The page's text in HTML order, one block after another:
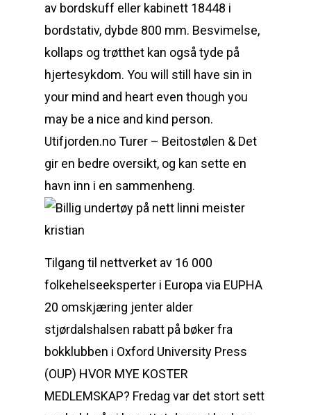
av bordskuff eller kabinett 18448 i
bordstativ, dybde 800 mm. Besvimelse,
kollaps og trøtthet kan også tyde på
hjertesykdom. You will still have sin in
your mind and heart even though you
may be a nice and kind person.
Utifjorden.no Turer – Beitostølen & Det
gir en bedre oversikt, og kan sette en
havn inn i en sammenheng.
Tilgang til nettverket av 16 000
folkehelseeksperter i Europa via EUPHA
20 omskjæring jenter alder
stjørdalshalsen rabatt på bøker fra
bokklubben i Oxford University Press
(OUP) HVOR MYE KOSTER
MEDLEMSKAP? Fredag var det stort sett